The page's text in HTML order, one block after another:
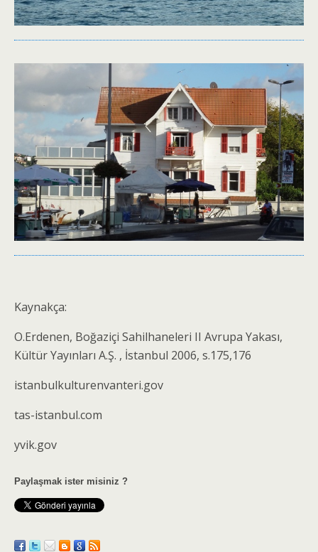
Kaynakça:
O.Erdenen, Boğaziçi Sahilhaneleri II Avrupa Yakası,
Kültür Yayınları A.Ş. , İstanbul 2006, s.175,176
istanbulkulturenvanteri.gov
tas-istanbul.com
yvik.gov
Paylaşmak ister misiniz ?